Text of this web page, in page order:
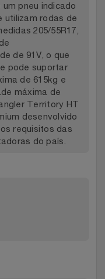
pneu indicado
utilizam rodas de
205/55R17,
de 91V, o que
pode suportar
de 615kg e
máxima de
Territory HT
desenvolvido
requisitos das
do país.